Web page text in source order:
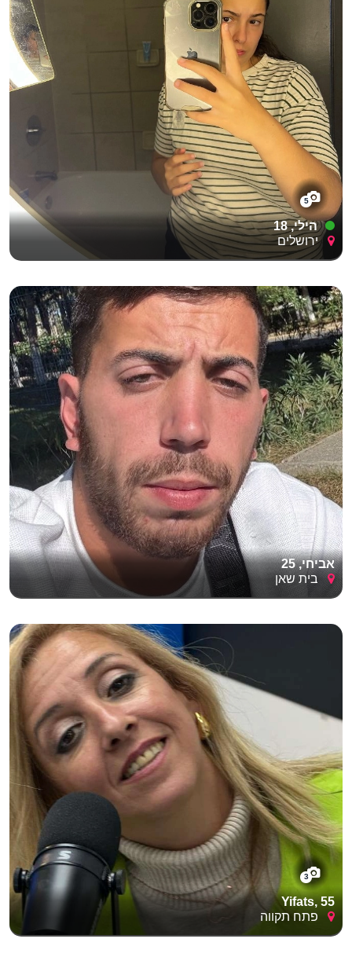
5
הילי, 18
ירושלים
אביחי, 25
בית שאן
3
Yifats, 55
פתח תקווה